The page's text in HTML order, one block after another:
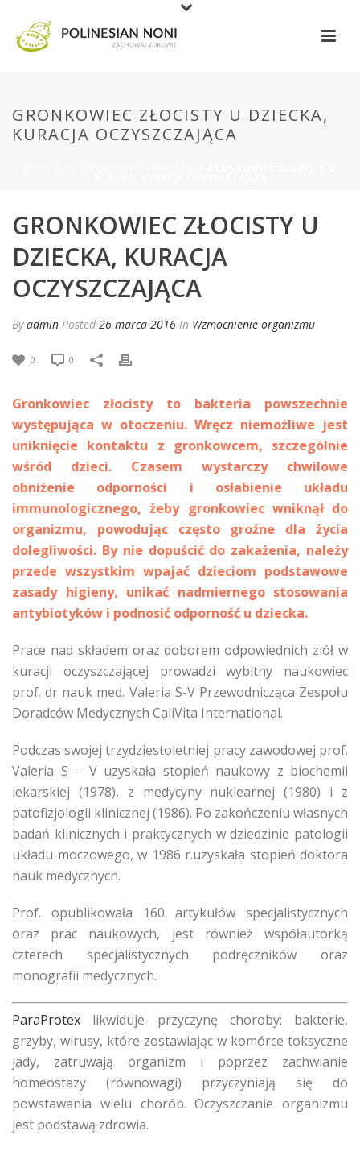
GRONKOWIEC ZŁOCISTY U DZIECKA,
KURACJA OCZYSZCZAJĄCA
GRONKOWIEC ZŁOCISTY U
DZIECKA, KURACJA
OCZYSZCZAJĄCA
Byadmin Posted 26 marca 2016 In Wzmocnienie organizmu
0 0
Gronkowiec złocisty to bakteria powszechnie
występująca w otoczeniu. Wręcz niemożliwe jest
uniknięcie kontaktu z gronkowcem, szczególnie
wśród dzieci. Czasem wystarczy chwilowe
obniżenie odporności i osłabienie układu
immunologicznego, żeby gronkowiec wniknął do
organizmu, powodując często groźne dla życia
dolegliwości. By nie dopuścić do zakażenia, należy
przede wszystkim wpajać dzieciom podstawowe
zasady higieny, unikać nadmiernego stosowania
antybiotyków i podnosić odporność u dziecka.
Prace nad składem oraz doborem odpowiednich ziół w
kuracji oczyszczającej prowadzi wybitny naukowiec
prof. dr nauk med. Valeria S-V Przewodnicząca Zespołu
Doradców Medycznych CaliVita International.
Podczas swojej trzydziestoletniej pracy zawodowej prof.
Valeria S – V uzyskała stopień naukowy z biochemii
lekarskiej (1978), z medycyny nuklearnej (1980) i z
patofizjologii klinicznej (1986). Po zakończeniu własnych
badań klinicznych i praktycznych w dziedzinie patologii
układu moczowego, w 1986 r.uzyskała stopień doktora
nauk medycznych.
Prof. opublikowała 160 artykułów specjalistycznych
oraz prac naukowych, jest również współautorką
czterech specjalistycznych podręczników oraz
monografii medycznych.
ParaProtex likwiduje przyczynę choroby: bakterie,
grzyby, wirusy, które zostawiając w komórce toksyczne
jady, zatruwają organizm i poprzez zachwianie
homeostazy (równowagi) przyczyniają się do
powstawania wielu chorób. Oczyszczanie organizmu
jest podstawą zdrowia.